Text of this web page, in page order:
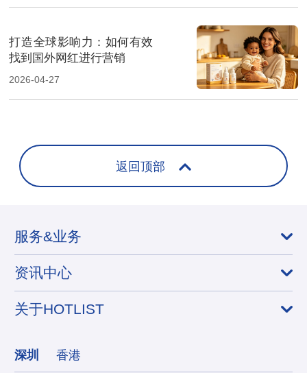
打造全球影响力：如何有效
找到国外网红进行营销
2026-04-27
返回顶部
服务&业务
资讯中心
关于HOTLIST
深圳 香港